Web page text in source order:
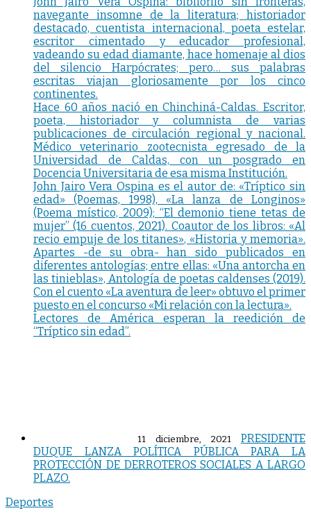
navegante insomne de la literatura; historiador
destacado, cuentista internacional, poeta estelar,
escritor cimentado y educador profesional,
vadeando su edad diamante, hace homenaje al dios
del silencio Harpócrates; pero… sus palabras
escritas viajan gloriosamente por los cinco
continentes.
Hace 60 años nació en Chinchiná-Caldas. Escritor,
poeta, historiador y columnista de varias
publicaciones de circulación regional y nacional.
Médico veterinario zootecnista egresado de la
Universidad de Caldas, con un posgrado en
Docencia Universitaria de esa misma Institución.
John Jairo Vera Ospina es el autor de: «Tríptico sin
edad» (Poemas, 1998), «La lanza de Longinos»
(Poema místico, 2009); “El demonio tiene tetas de
mujer” (16 cuentos, 2021). Coautor de los libros: «Al
recio empuje de los titanes», «Historia y memoria».
Apartes -de su obra- han sido publicados en
diferentes antologías; entre ellas: «Una antorcha en
las tinieblas», Antología de poetas caldenses (2019).
Con el cuento «La aventura de leer» obtuvo el primer
puesto en el concurso «Mi relación con la lectura».
Lectores de América esperan la reedición de
“Tríptico sin edad”.
11 diciembre, 2021
PRESIDENTE
DUQUE LANZA POLÍTICA PÚBLICA PARA LA
PROTECCIÓN DE DERROTEROS SOCIALES A LARGO
PLAZO.
Deportes